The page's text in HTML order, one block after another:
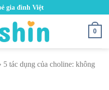
gia đình Việt
0
5 tác dụng của choline: không